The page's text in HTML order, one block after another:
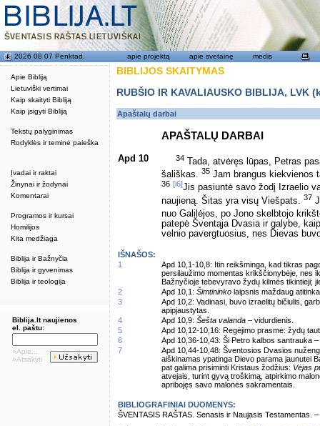
Apie Bibliją
Lietuviški vertimai
Kaip skaityti Bibliją
Kaip įsigyti Bibliją
Tekstų palyginimas
Rodyklės ir teminė paieška
Įvadai ir raktai
Žinynai ir žodynai
Komentarai
Programos ir kursai
Homilijos
Kita medžiaga
Biblija ir Bažnyčia
Biblija ir gyvenimas
Biblija ir teologija
2026 08 07 Penktad. apie projektą apie svetainę medis
Biblija.lt naujienos
el. paštu:
»Apie...
»Atsakyti
BIBLIJOS SKAITYMAS
RUBŠIO IR KAVALIAUSKO BIBLIJA,
Apaštalų darbai
APAŠTALŲ DARBAI
Apd 10 34 Tada, atvėręs lūpas, Petras
šališkas. 35 Jam brangus kiekvienos
36 [i6]Jis pasiuntė savo žodį Izraelio
naujieną. Šitas yra visų Viešpats. 37
nuo Galilėjos, po Jono skelbtojo
patepė Šventąja Dvasia ir galybe,
velnio pavergtuosius, nes Dievas
IŠNAŠOS:
1
Apd 10,1-10,8: Itin reikšminga, kad tikras
persilaužimo momentas krikščionybėje, nes
Bažnyčioje tebevyravo žydų kilmės tikintieji;
2
Apd 10,1: Šimtininko laipsnis maždaug
3
Apd 10,2: Vadinasi, buvo izraelitų bičiulis,
apipjaustytas.
4
Apd 10,9: Šešta valanda – vidurdienis.
5
Apd 10,12-10,16: Regėjimo prasmė: žydų
6
Apd 10,36-10,43: Ši Petro kalbos santrauka
7
Apd 10,44-10,48: Šventosios Dvasios
aiškinamas ypatinga Dievo parama jaunutei
pat galima prisiminti Kristaus žodžius: Vėjas
atvejais, turint gyvą troškimą, atpirkimo
apribojęs savo malonės sakramentais.
BIBLIOGRAFINIAI DUOMENYS:
ŠVENTASIS RAŠTAS. Senasis ir Naujasis Testamentas.